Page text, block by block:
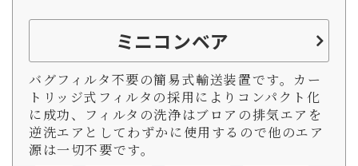
ミニコンベア
バグフィルタ不要の簡易式輸送装置です。カー
トリッジ式フィルタの採用によりコンパクト化
に成功、フィルタの洗浄はブロアの排気エアを
逆洗エアとしてわずかに使用するので他のエア
源は一切不要です。